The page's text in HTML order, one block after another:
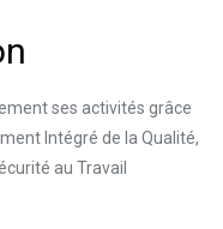
ses activités grâce
Intégré de la Qualité,
au Travail